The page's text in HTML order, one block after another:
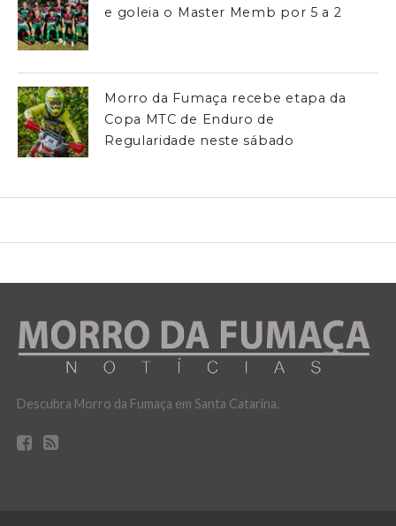
e goleia o Master Memb por 5 a 2
Morro da Fumaça recebe etapa da
Copa MTC de Enduro de
Regularidade neste sábado
Descubra Morro da Fumaça em Santa Catarina.